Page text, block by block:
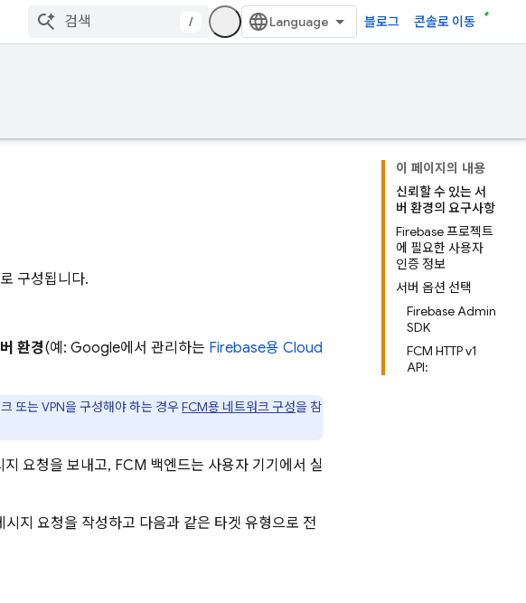
/ 블로그 콘솔로 이동
이 페이지의 내용
신뢰할 수 있는 서
버 환경의 요구사항
Firebase 프로젝트
에 필요한 사용자
인증 정보
서버 옵션 선택
Firebase Admin
SDK
FCM HTTP v1
API:
구성됩니다.
환경(예: Google에서 관리하는 Firebase용 Cloud
또는 VPN을 구성해야 하는 경우FCM용 네트워크 구성을 참
요청을 보내고, FCM 백엔드는 사용자 기기에서 실
지 요청을 작성하고 다음과 같은 타겟 유형으로 전